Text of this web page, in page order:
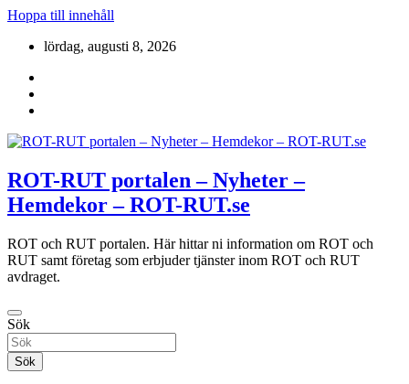
Hoppa till innehåll
lördag, augusti 8, 2026
ROT-RUT portalen – Nyheter –
Hemdekor – ROT-RUT.se
ROT och RUT portalen. Här hittar ni information om ROT och
RUT samt företag som erbjuder tjänster inom ROT och RUT
avdraget.
Sök
Sök